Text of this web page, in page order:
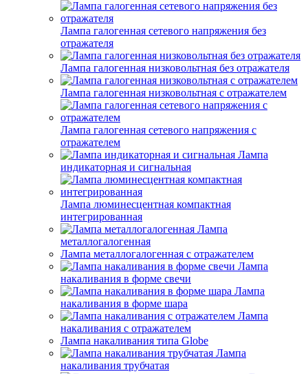
Лампа галогенная сетевого напряжения без
отражателя
Лампа галогенная низковольтная без отражателя
Лампа галогенная низковольтная с отражателем
Лампа галогенная сетевого напряжения с
отражателем
Лампа
индикаторная и сигнальная
Лампа люминесцентная компактная
интегрированная
Лампа
металлогалогенная
Лампа металлогалогенная с отражателем
Лампа
накаливания в форме свечи
Лампа
накаливания в форме шара
Лампа
накаливания с отражателем
Лампа накаливания типа Globe
Лампа
накаливания трубчатая